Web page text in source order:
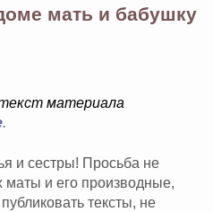
мать и бабушку
материала
.
и сестры! Просьба не
маты и его производные,
тексты, не